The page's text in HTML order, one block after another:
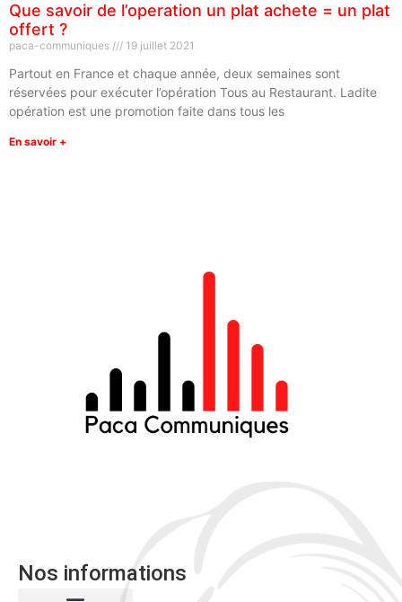
Que savoir de l’operation un plat achete = un plat
offert ?
paca-communiques 19 juillet 2021
Partout en France et chaque année, deux semaines sont
réservées pour exécuter l’opération Tous au Restaurant. Ladite
opération est une promotion faite dans tous les
En savoir +
Nos informations